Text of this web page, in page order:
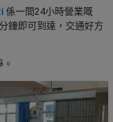
係一間24小時營業嘅
鐘即可到達，交通好方